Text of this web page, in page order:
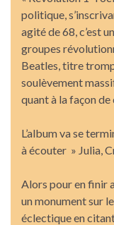
politique,
agité de 68, c’est
groupes
Beatles, titre
soulèvement
quant à la façon
L’album va se
à écouter » Julia,
Alors pour en finir
un monument sur
éclectique en